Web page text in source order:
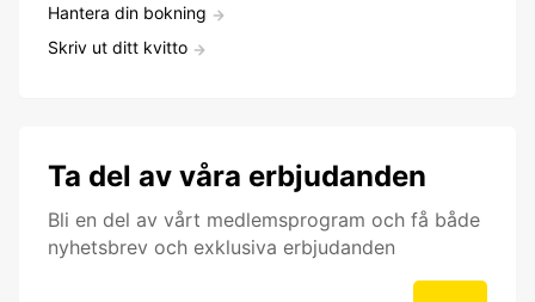
Hantera din bokning
Skriv ut ditt kvitto
Ta del av våra erbjudanden
Bli en del av vårt medlemsprogram och få både
nyhetsbrev och exklusiva erbjudanden